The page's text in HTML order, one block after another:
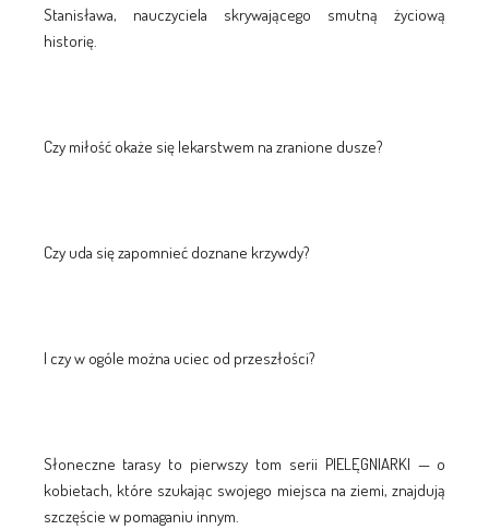
Stanisława, nauczyciela skrywającego smutną życiową
historię.
Czy miłość okaże się lekarstwem na zranione dusze?
Czy uda się zapomnieć doznane krzywdy?
I czy w ogóle można uciec od przeszłości?
Słoneczne tarasy to pierwszy tom serii PIELĘGNIARKI — o
kobietach, które szukając swojego miejsca na ziemi, znajdują
szczęście w pomaganiu innym.